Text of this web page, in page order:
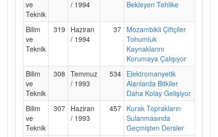
ve
Teknik
/ 1994 Bekleyen Tehlike
Bilim
ve
Teknik
319
Haziran
/ 1994
37 Mozambikli Çiftçiler
Tohumluk
Kaynaklarını
Korumaya Çalışıyor
Bilim
ve
Teknik
308 Temmuz
/ 1993
534 Elektromanyetik
Alanlarda Bitkiler
Daha Kolay Gelişiyor
Bilim
ve
Teknik
307 Haziran
/ 1993
457 Kurak Toprakların
Sulanmasında
Geçmişten Dersler